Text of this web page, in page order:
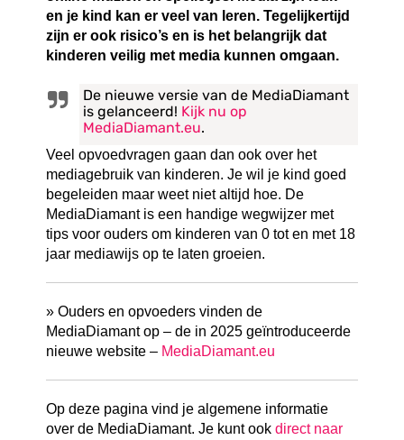
en je kind kan er veel van leren. Tegelijkertijd
zijn er ook risico’s en is het belangrijk dat
kinderen veilig met media kunnen omgaan.
De nieuwe versie van de MediaDiamant
is gelanceerd! Kijk nu op
MediaDiamant.eu.
Veel opvoedvragen gaan dan ook over het
mediagebruik van kinderen. Je wil je kind goed
begeleiden maar weet niet altijd hoe. De
MediaDiamant is een handige wegwijzer met
tips voor ouders om kinderen van 0 tot en met 18
jaar mediawijs op te laten groeien.
» Ouders en opvoeders vinden de
MediaDiamant op – de in 2025 geïntroduceerde
nieuwe website – MediaDiamant.eu
Op deze pagina vind je algemene informatie
over de MediaDiamant. Je kunt ookdirect naar